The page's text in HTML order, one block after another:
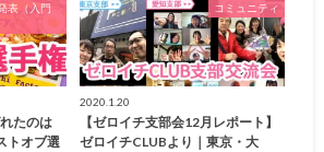
表（入門
たのは
トオブ選
コミュニティ
2020.1.20
【ゼロイチ支部会12月レポート】
ゼロイチCLUBより｜東京・大